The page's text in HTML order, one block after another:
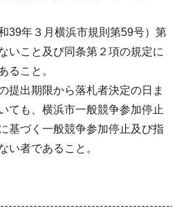
39年３月横浜市規則第59号）第
いこと及び同条第２項の規定に
ること。
提出期限から落札者決定の日ま
ても、横浜市一般競争参加停止
基づく一般競争参加停止及び指
い者であること。